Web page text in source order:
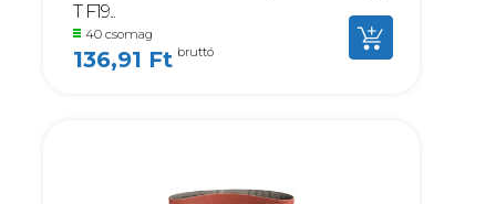
T F19...
40 csomag
136,91 Ft bruttó